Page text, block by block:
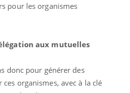
pour les organismes
aux mutuelles
donc pour générer des
organismes, avec à la clé